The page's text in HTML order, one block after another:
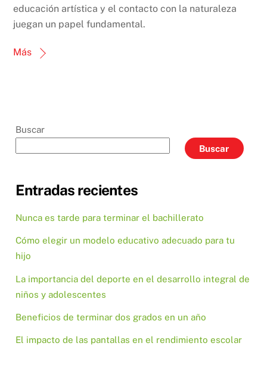
educación artística y el contacto con la naturaleza
juegan un papel fundamental.
Más
Buscar
Buscar
Entradas recientes
Nunca es tarde para terminar el bachillerato
Cómo elegir un modelo educativo adecuado para tu
hijo
La importancia del deporte en el desarrollo integral de
niños y adolescentes
Beneficios de terminar dos grados en un año
El impacto de las pantallas en el rendimiento escolar